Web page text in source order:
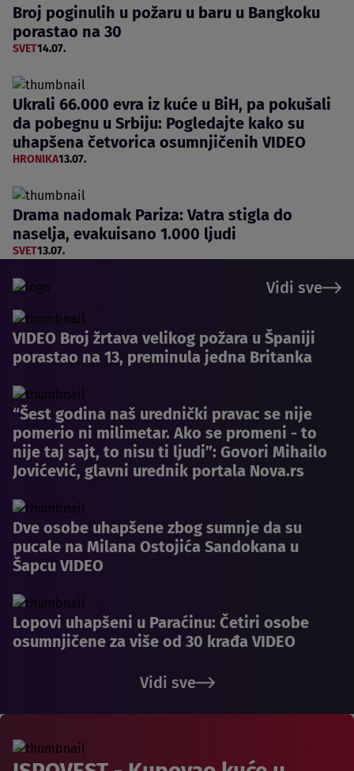
Broj poginulih u požaru u baru u Bangkoku
porastao na 30
SVET14.07.
Ukrali 66.000 evra iz kuće u BiH, pa pokušali
da pobegnu u Srbiju: Pogledajte kako su
uhapšena četvorica osumnjičenih VIDEO
HRONIKA13.07.
Drama nadomak Pariza: Vatra stigla do
naselja, evakuisano 1.000 ljudi
SVET13.07.
Vidi sve
VIDEO Broj žrtava velikog požara u Španiji
porastao na 13, preminula jedna Britanka
“Šest godina naš urednički pravac se nije
pomerio ni milimetar. Ako se promeni - to
nije taj sajt, to nisu ti ljudi”: Govori Mihailo
Jovićević, glavni urednik portala Nova.rs
Dve osobe uhapšene zbog sumnje da su
pucale na Milana Ostojića Sandokana u
Šapcu VIDEO
Lopovi uhapšeni u Paraćinu: Četiri osobe
osumnjičene za više od 30 krađa VIDEO
Vidi sve